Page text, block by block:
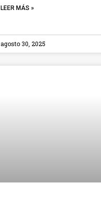
LEER MÁS »
agosto 30, 2025